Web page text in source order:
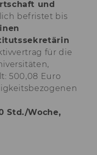
und
befristet bis
für die
500,08 Euro
Std./Woche,
von LinkedIn.
Audience
Dieses Cookie
eindeutige
Adobe Experience
Dieses Cookie
Es dient dazu,